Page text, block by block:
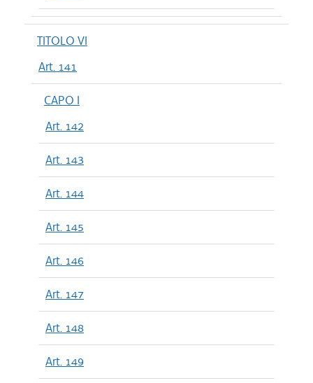
TITOLO VI
Art. 141
CAPO I
Art. 142
Art. 143
Art. 144
Art. 145
Art. 146
Art. 147
Art. 148
Art. 149